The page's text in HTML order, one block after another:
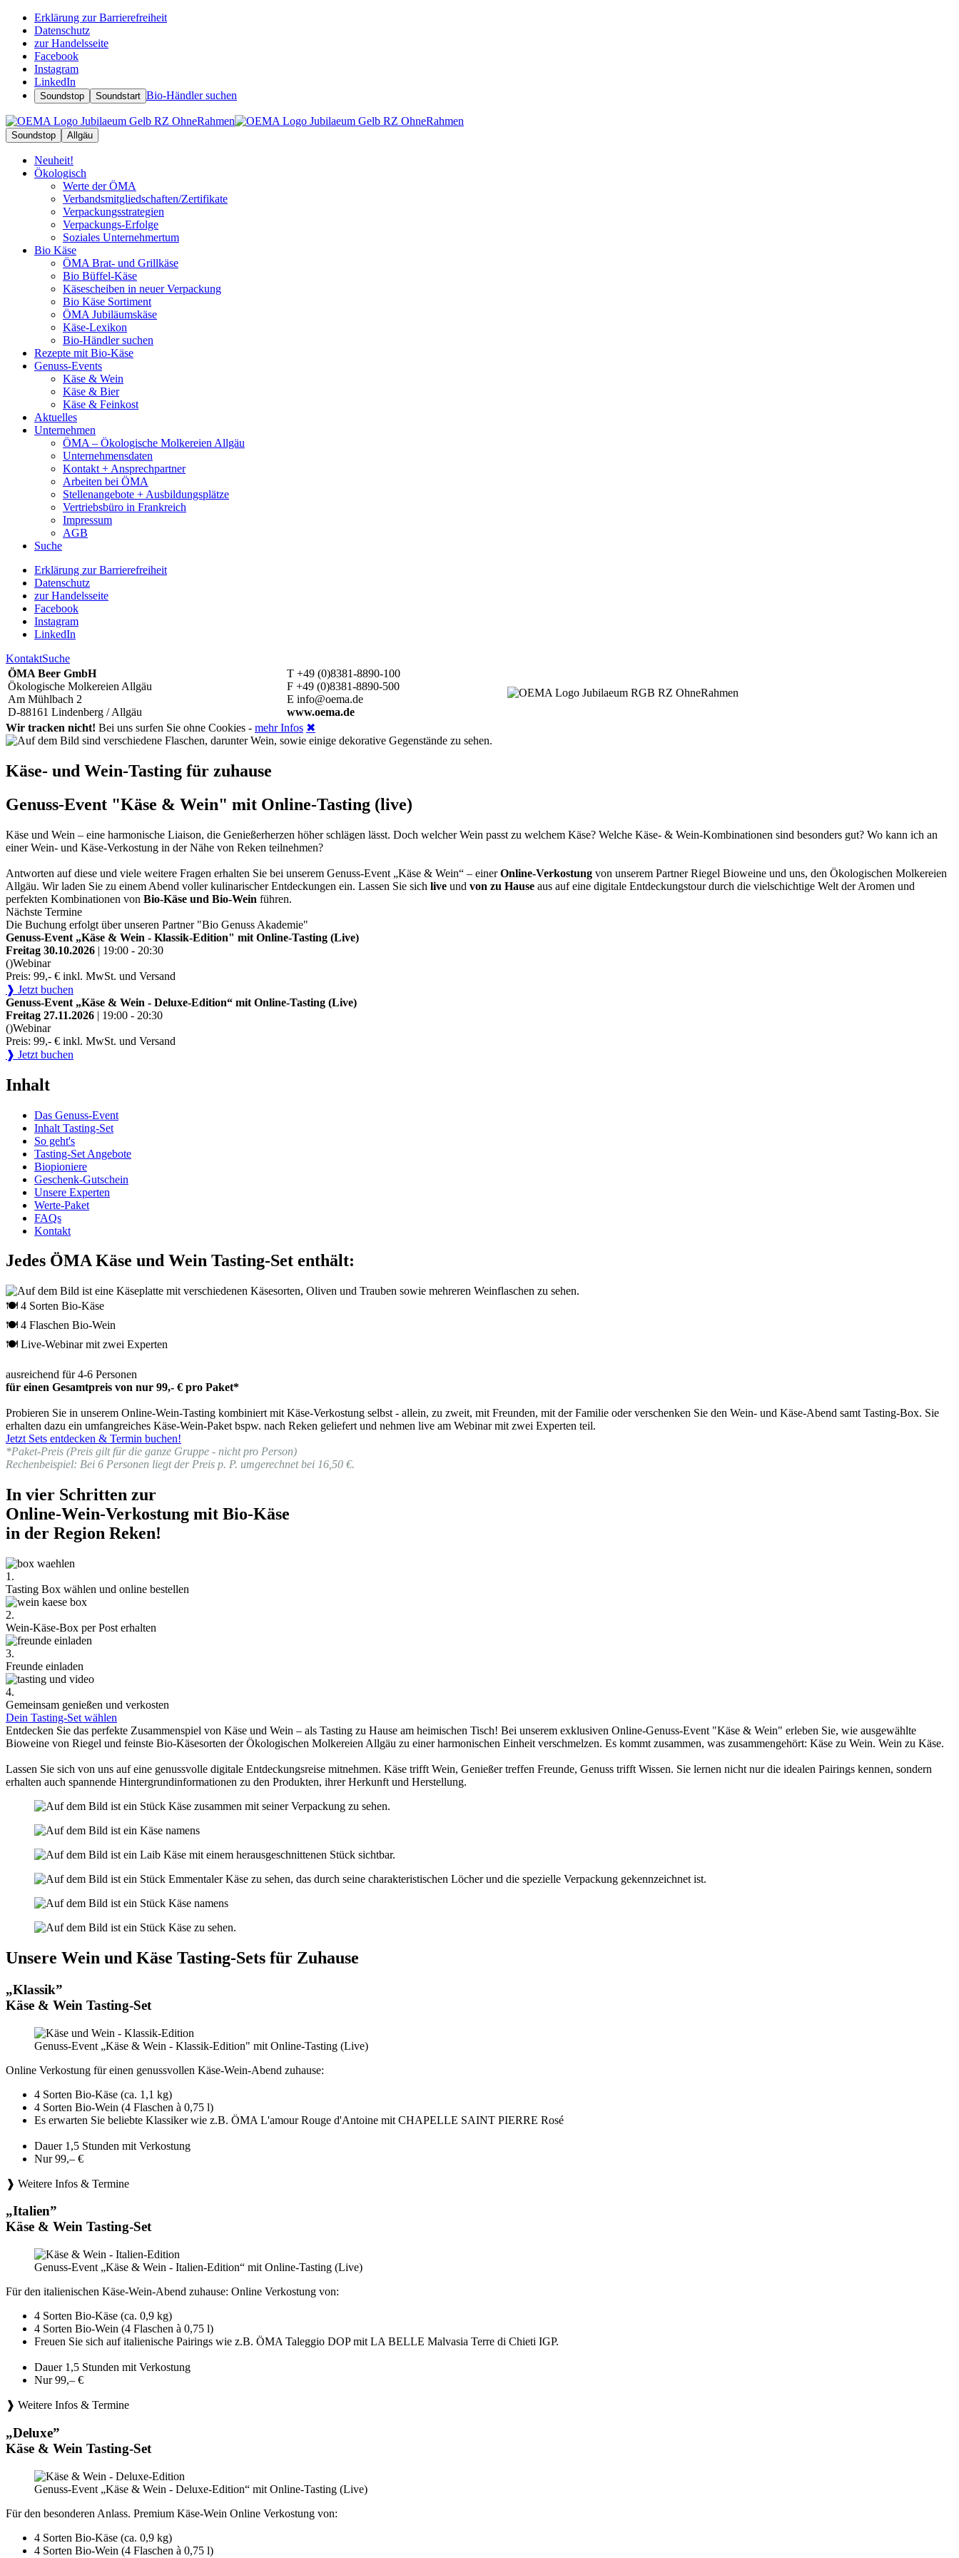
Erklärung zur Barrierefreiheit
Datenschutz
zur Handelsseite
Facebook
Instagram
LinkedIn
Soundstop Soundstart Bio-Händler suchen
Soundstop Allgäu
Neuheit!
Ökologisch
Werte der ÖMA
Verbandsmitgliedschaften/Zertifikate
Verpackungsstrategien
Verpackungs-Erfolge
Soziales Unternehmertum
Bio Käse
ÖMA Brat- und Grillkäse
Bio Büffel-Käse
Käsescheiben in neuer Verpackung
Bio Käse Sortiment
ÖMA Jubiläumskäse
Käse-Lexikon
Bio-Händler suchen
Rezepte mit Bio-Käse
Genuss-Events
Käse & Wein
Käse & Bier
Käse & Feinkost
Aktuelles
Unternehmen
ÖMA – Ökologische Molkereien Allgäu
Unternehmensdaten
Kontakt + Ansprechpartner
Arbeiten bei ÖMA
Stellenangebote + Ausbildungsplätze
Vertriebsbüro in Frankreich
Impressum
AGB
Suche
Erklärung zur Barrierefreiheit
Datenschutz
zur Handelsseite
Facebook
Instagram
LinkedIn
KontaktSuche
ÖMA Beer GmbH
Ökologische Molkereien Allgäu
Am Mühlbach 2
D-88161 Lindenberg / Allgäu
T +49 (0)8381-8890-100
F +49 (0)8381-8890-500
E info@oema.de
www.oema.de
Wir tracken nicht! Bei uns surfen Sie ohne Cookies - mehr Infos ✖
Käse- und Wein-Tasting für zuhause
Genuss-Event "Käse & Wein" mit Online-Tasting (live)
Käse und Wein – eine harmonische Liaison, die Genießerherzen höher schlägen lässt. Doch welcher Wein passt zu welchem Käse? Welche Käse- & Wein-Kombinationen sind besonders gut? Wo kann ich an
einer Wein- und Käse-Verkostung in der Nähe von Reken teilnehmen?
Antworten auf diese und viele weitere Fragen erhalten Sie bei unserem Genuss-Event „Käse & Wein“ – einerOnline-Verkostung von unserem Partner Riegel Bioweine und uns, den Ökologischen Molkereien
Allgäu. Wir laden Sie zu einem Abend voller kulinarischer Entdeckungen ein. Lassen Sie sich live und von zu Hause aus auf eine digitale Entdeckungstour durch die vielschichtige Welt der Aromen und
perfekten Kombinationen von Bio-Käse und Bio-Wein führen.
Nächste Termine
Die Buchung erfolgt über unseren Partner "Bio Genuss Akademie"
Genuss-Event „Käse & Wein - Klassik-Edition" mit Online-Tasting (Live)
Freitag 30.10.2026 | 19:00 - 20:30
()Webinar
Preis: 99,- € inkl. MwSt. und Versand
❱ Jetzt buchen
Genuss-Event „Käse & Wein - Deluxe-Edition“ mit Online-Tasting (Live)
Freitag 27.11.2026 | 19:00 - 20:30
()Webinar
Preis: 99,- € inkl. MwSt. und Versand
❱ Jetzt buchen
Inhalt
Das Genuss-Event
Inhalt Tasting-Set
So geht's
Tasting-Set Angebote
Biopioniere
Geschenk-Gutschein
Unsere Experten
Werte-Paket
FAQs
Kontakt
Jedes ÖMA Käse und Wein Tasting-Set enthält:
🍽 4 Sorten Bio-Käse
🍽 4 Flaschen Bio-Wein
🍽 Live-Webinar mit zwei Experten
ausreichend für 4-6 Personen
für einen Gesamtpreis von nur 99,- € pro Paket*
Probieren Sie in unserem Online-Wein-Tasting kombiniert mit Käse-Verkostung selbst - allein, zu zweit, mit Freunden, mit der Familie oder verschenken Sie den Wein- und Käse-Abend samt Tasting-Box. Sie
erhalten dazu ein umfangreiches Käse-Wein-Paket bspw. nach Reken geliefert und nehmen live am Webinar mit zwei Experten teil.
Jetzt Sets entdecken & Termin buchen!
*Paket-Preis (Preis gilt für die ganze Gruppe - nicht pro Person)
Rechenbeispiel: Bei 6 Personen liegt der Preis p. P. umgerechnet bei 16,50 €.
In vier Schritten zur
Online-Wein-Verkostung mit Bio-Käse
in der Region Reken!
1.
Tasting Box wählen und online bestellen
2.
Wein-Käse-Box per Post erhalten
3.
Freunde einladen
4.
Gemeinsam genießen und verkosten
Dein Tasting-Set wählen
Entdecken Sie das perfekte Zusammenspiel von Käse und Wein – als Tasting zu Hause am heimischen Tisch! Bei unserem exklusiven Online-Genuss-Event "Käse & Wein" erleben Sie, wie ausgewählte
Bioweine von Riegel und feinste Bio-Käsesorten der Ökologischen Molkereien Allgäu zu einer harmonischen Einheit verschmelzen. Es kommt zusammen, was zusammengehört: Käse zu Wein. Wein zu Käse.
Lassen Sie sich von uns auf eine genussvolle digitale Entdeckungsreise mitnehmen. Käse trifft Wein, Genießer treffen Freunde, Genuss trifft Wissen. Sie lernen nicht nur die idealen Pairings kennen, sondern
erhalten auch spannende Hintergrundinformationen zu den Produkten, ihrer Herkunft und Herstellung.
Unsere Wein und Käse Tasting-Sets für Zuhause
„Klassik”
Käse & Wein Tasting-Set
Genuss-Event „Käse & Wein - Klassik-Edition" mit Online-Tasting (Live)
Online Verkostung für einen genussvollen Käse-Wein-Abend zuhause:
4 Sorten Bio-Käse (ca. 1,1 kg)
4 Sorten Bio-Wein (4 Flaschen à 0,75 l)
Es erwarten Sie beliebte Klassiker wie z.B. ÖMA L'amour Rouge d'Antoine mit CHAPELLE SAINT PIERRE Rosé
Dauer 1,5 Stunden mit Verkostung
Nur 99,– €
❱ Weitere Infos & Termine
„Italien”
Käse & Wein Tasting-Set
Genuss-Event „Käse & Wein - Italien-Edition“ mit Online-Tasting (Live)
Für den italienischen Käse-Wein-Abend zuhause: Online Verkostung von:
4 Sorten Bio-Käse (ca. 0,9 kg)
4 Sorten Bio-Wein (4 Flaschen à 0,75 l)
Freuen Sie sich auf italienische Pairings wie z.B. ÖMA Taleggio DOP mit LA BELLE Malvasia Terre di Chieti IGP.
Dauer 1,5 Stunden mit Verkostung
Nur 99,– €
❱ Weitere Infos & Termine
„Deluxe”
Käse & Wein Tasting-Set
Genuss-Event „Käse & Wein - Deluxe-Edition“ mit Online-Tasting (Live)
Für den besonderen Anlass. Premium Käse-Wein Online Verkostung von:
4 Sorten Bio-Käse (ca. 0,9 kg)
4 Sorten Bio-Wein (4 Flaschen à 0,75 l)